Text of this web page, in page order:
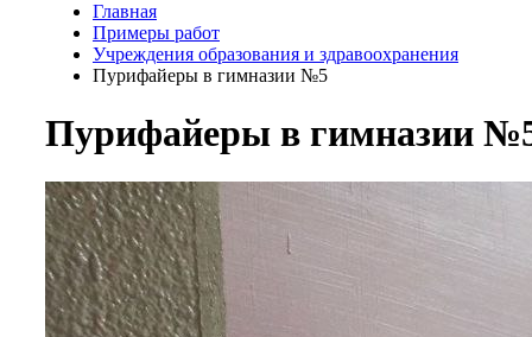
Главная
Примеры работ
Учреждения образования и здравоохранения
Пурифайеры в гимназии №5
Пурифайеры в гимназии